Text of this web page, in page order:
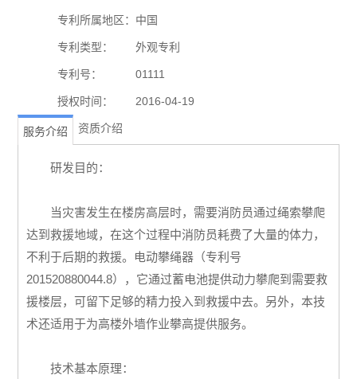
专利所属地区： 中国
专利类型： 外观专利
专利号： 01111
授权时间： 2016-04-19
服务介绍 资质介绍
研发目的：
当灾害发生在楼房高层时，需要消防员通过绳索攀爬
达到救援地域，在这个过程中消防员耗费了大量的体力，
不利于后期的救援。电动攀绳器（专利号
201520880044.8），它通过蓄电池提供动力攀爬到需要救
援楼层，可留下足够的精力投入到救援中去。另外，本技
术还适用于为高楼外墙作业攀高提供服务。
技术基本原理：